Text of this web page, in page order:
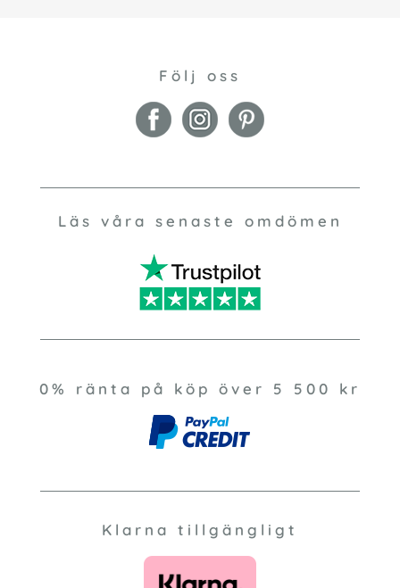
Följ oss
Läs våra senaste omdömen
0% ränta på köp över 5 500 kr
Klarna tillgängligt